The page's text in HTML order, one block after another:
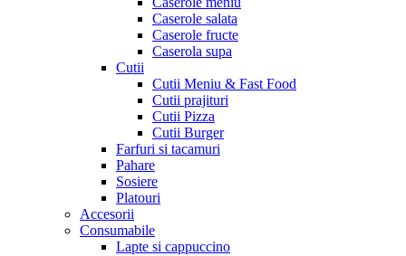
Caserole salata
Caserole fructe
Caserola supa
Cutii
Cutii Meniu & Fast Food
Cutii prajituri
Cutii Pizza
Cutii Burger
Farfuri si tacamuri
Pahare
Sosiere
Platouri
Accesorii
Consumabile
Lapte si cappuccino